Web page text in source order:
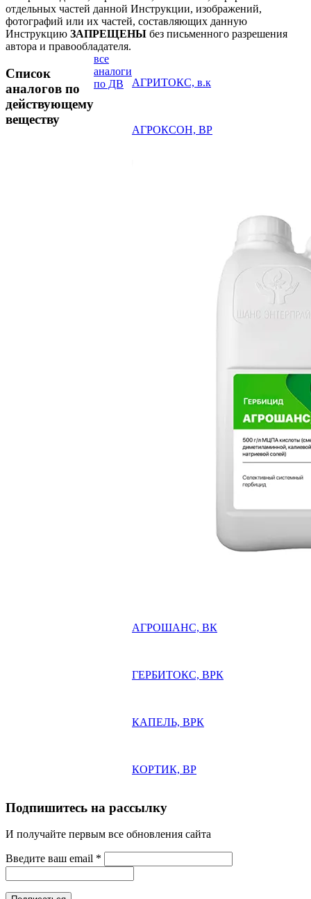
отдельных частей данной Инструкции, изображений,
фотографий или их частей, составляющих данную
Инструкцию ЗАПРЕЩЕНЫ без письменного разрешения
автора и правообладателя.
Список
аналогов по
действующему
веществу
все
аналоги
по ДВ
АГРИТОКС, в.к
АГРОКСОН, ВР
АГРОШАНС, ВК
ГЕРБИТОКС, ВРК
КАПЕЛЬ, ВРК
КОРТИК, ВР
Подпишитесь на рассылку
И получайте первым все обновления сайта
Введите ваш email *